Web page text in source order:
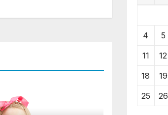
4 5
11 12
18 19
25 26